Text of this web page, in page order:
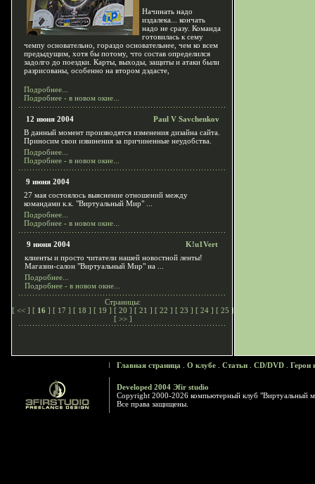
Начинать надо
издалека... кончать
надо не сразу. Команда
готовилась к сему
чемпу основательно, гораздо основательнее, чем ко всем
предыдущим, хотя бы потому, что состав определился
задолго до поездки. Карты, выходы, защиты и атаки были
разрисованы, особенно на втором дэдасте,
Подробнее...
Подробнее - в новом окне...
12 июня 2004
Paul V Savchenkov
В данный момент производятся изменения дизайна сайта.
Приносим свои извинения за причиненные неудобства.
Подробнее...
Подробнее - в новом окне...
9 июня 2004
27 мая состоялось выяснение отношений между
командами к.к. "Виртуальный Мир" ...
Подробнее...
Подробнее - в новом окне...
9 июня 2004
K!u1Vert
клиенты и просто читатели нашей новостной ленты!
Магазин-салон "Виртуальный Мир" на ...
Подробнее...
Подробнее - в новом окне...
Страницы:
[ << ] [ 16 ] [ 17 ] [ 18 ] [ 19 ] [ 20 ] [ 21 ] [ 22 ] [ 23 ] [ 24 ] [ 25 ]
[ >> ]
Главная страница О клубе Статьи CD/DVD Герои
Developed 2004 Эfir studio
Copyright 2000-2026 компьютерный клуб "Виртуальный
Все права защищены.